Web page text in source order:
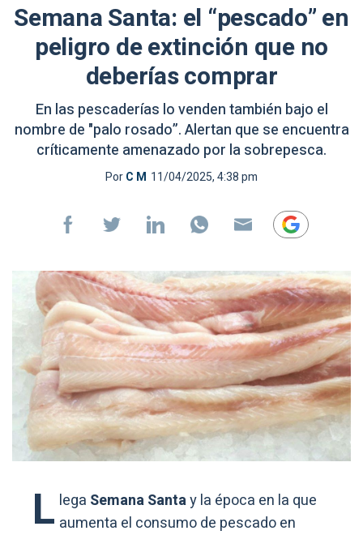
Semana Santa: el “pescado” en
peligro de extinción que no
deberías comprar
En las pescaderías lo venden también bajo el
nombre de "palo rosado”. Alertan que se encuentra
críticamente amenazado por la sobrepesca.
PorC M 11/04/2025, 4:38 pm
L lega Semana Santay la época en la que
aumenta el consumo de pescado en